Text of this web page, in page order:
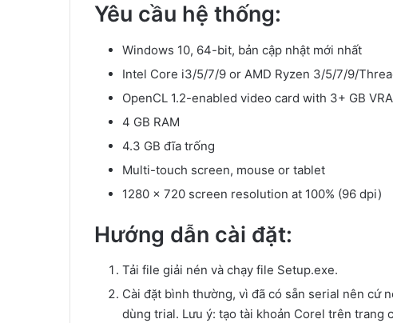
Yêu cầu hệ thống:
Windows 10, 64-bit, bản cập nhật mới nhất
Intel Core i3/5/7/9 or AMD Ryzen 3/5/7/9/
OpenCL 1.2-enabled video card with 3+ GB
4 GB RAM
4.3 GB đĩa trống
Multi-touch screen, mouse or tablet
1280 x 720 screen resolution at 100% (96 dpi)
Hướng dẫn cài đặt:
Tải file giải nén và chạy file Setup.exe.
Cài đặt bình thường, vì đã có sẵn serial nên cứ
dùng trial. Lưu ý: tạo tài khoản Corel trên trang